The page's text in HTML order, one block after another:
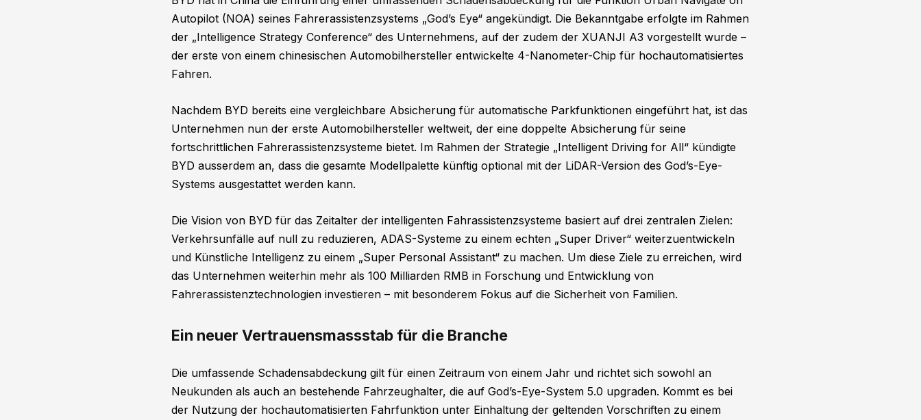
Autopilot (NOA) seines Fahrerassistenzsystems „God’s Eye“ angekündigt. Die Bekanntgabe erfolgte im Rahmen
der „Intelligence Strategy Conference“ des Unternehmens, auf der zudem der XUANJI A3 vorgestellt wurde –
der erste von einem chinesischen Automobilhersteller entwickelte 4-Nanometer-Chip für hochautomatisiertes
Fahren.
Nachdem BYD bereits eine vergleichbare Absicherung für automatische Parkfunktionen eingeführt hat, ist das
Unternehmen nun der erste Automobilhersteller weltweit, der eine doppelte Absicherung für seine
fortschrittlichen Fahrerassistenzsysteme bietet. Im Rahmen der Strategie „Intelligent Driving for All“ kündigte
BYD ausserdem an, dass die gesamte Modellpalette künftig optional mit der LiDAR-Version des God’s-Eye-
Systems ausgestattet werden kann.
Die Vision von BYD für das Zeitalter der intelligenten Fahrassistenzsysteme basiert auf drei zentralen Zielen:
Verkehrsunfälle auf null zu reduzieren, ADAS-Systeme zu einem echten „Super Driver“ weiterzuentwickeln
und Künstliche Intelligenz zu einem „Super Personal Assistant“ zu machen. Um diese Ziele zu erreichen, wird
das Unternehmen weiterhin mehr als 100 Milliarden RMB in Forschung und Entwicklung von
Fahrerassistenztechnologien investieren – mit besonderem Fokus auf die Sicherheit von Familien.
Ein neuer Vertrauensmassstab für die Branche
Die umfassende Schadensabdeckung gilt für einen Zeitraum von einem Jahr und richtet sich sowohl an
Neukunden als auch an bestehende Fahrzeughalter, die auf God’s-Eye-System 5.0 upgraden. Kommt es bei
der Nutzung der hochautomatisierten Fahrfunktion unter Einhaltung der geltenden Vorschriften zu einem